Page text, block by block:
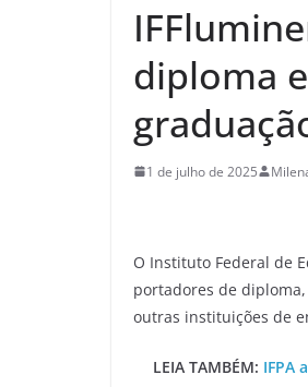
diploma
1 de julho de 2025
O Instituto Federal de
portadores de
outras instituições de
LEIA TAMBÉM: IFPA